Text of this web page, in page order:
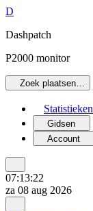
D
Dashpatch
P2000 monitor
Zoek plaatsen…
Statistieken
Gidsen
Account
07:13:22
za 08 aug 2026